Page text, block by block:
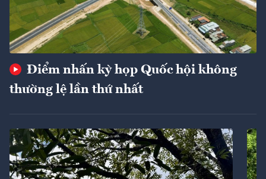
Điểm nhấn kỳ họp Quốc hội không
thường lệ lần thứ nhất